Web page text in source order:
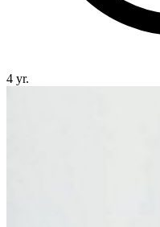
4 yr.